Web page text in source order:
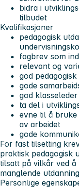
bidra i
tilbudet
Kvalifikasjoner
pedagogisk
fagbrev som
relevant og
god
gode
god klasseleder
ta del i
evne til å
av arbeidet
gode
For fast tilsetting
praktisk pedagogisk
tilsatt på vilkår ved
manglende
Personlige